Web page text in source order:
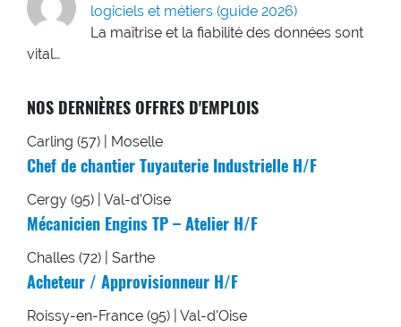
logiciels et métiers (guide 2026)
La maîtrise et la fiabilité des données sont
vital…
NOS DERNIÈRES OFFRES D'EMPLOIS
Carling (57) | Moselle
Chef de chantier Tuyauterie Industrielle H/F
Cergy (95) | Val-d'Oise
Mécanicien Engins TP – Atelier H/F
Challes (72) | Sarthe
Acheteur / Approvisionneur H/F
Roissy-en-France (95) | Val-d'Oise